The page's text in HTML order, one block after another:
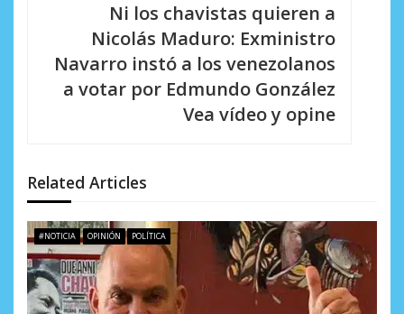
e
n
t
r
Ni los chavistas quieren a
Nicolás Maduro: Exministro
Navarro instó a los venezolanos
a votar por Edmundo González
Vea vídeo y opine
Related Articles
#NOTICIA OPINIÓN POLÍTICA